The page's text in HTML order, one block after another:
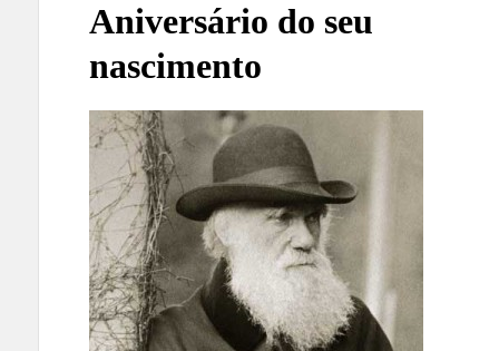
Aniversário do seu
nascimento